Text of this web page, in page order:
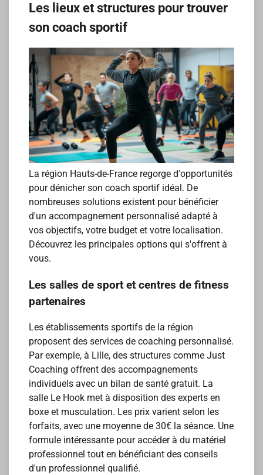
Les lieux et structures pour trouver
son coach sportif
La région Hauts-de-France regorge d'opportunités
pour dénicher son coach sportif idéal. De
nombreuses solutions existent pour bénéficier
d'un accompagnement personnalisé adapté à
vos objectifs, votre budget et votre localisation.
Découvrez les principales options qui s'offrent à
vous.
Les salles de sport et centres de fitness
partenaires
Les établissements sportifs de la région
proposent des services de coaching personnalisé.
Par exemple, à Lille, des structures comme Just
Coaching offrent des accompagnements
individuels avec un bilan de santé gratuit. La
salle Le Hook met à disposition des experts en
boxe et musculation. Les prix varient selon les
forfaits, avec une moyenne de 30€ la séance. Une
formule intéressante pour accéder à du matériel
professionnel tout en bénéficiant des conseils
d'un professionnel qualifié.